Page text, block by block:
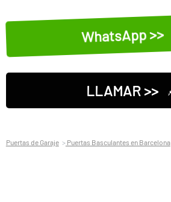
WhatsApp >>
LLAMAR >>
Puertas de Garaje Puertas Basculantes en Barcelona